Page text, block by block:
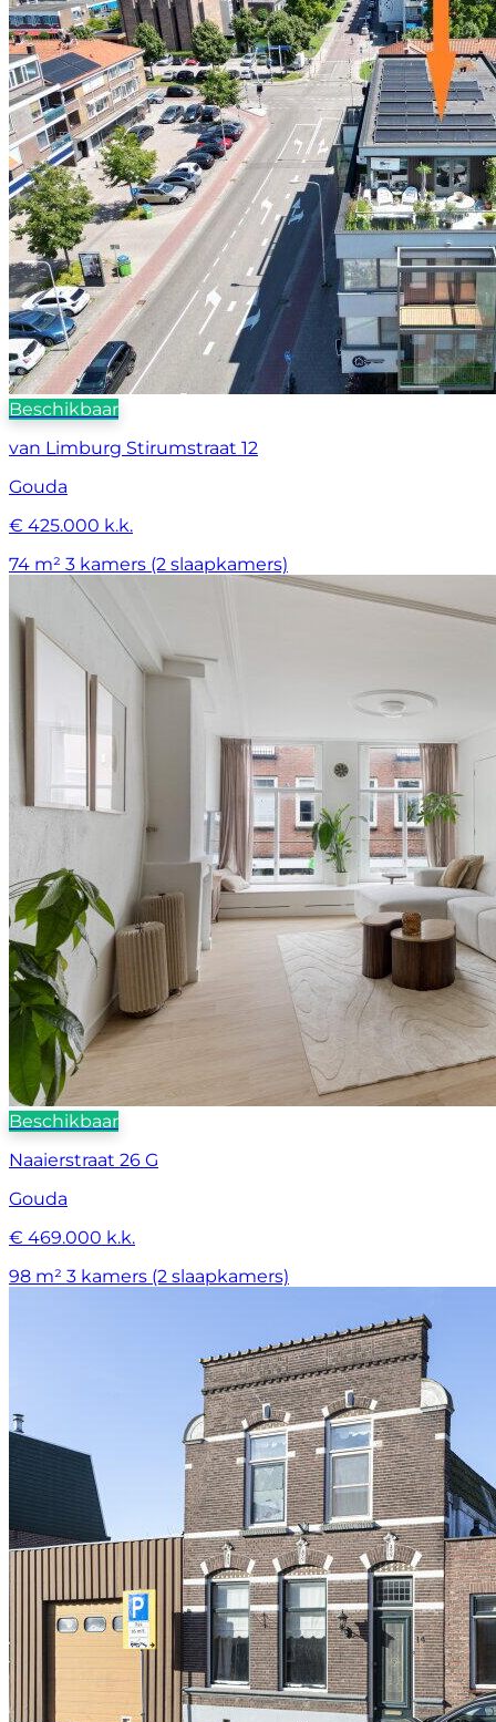
Beschikbaar
van Limburg Stirumstraat 12
Gouda
€ 425.000 k.k.
74 m² 3 kamers (2 slaapkamers)
Beschikbaar
Naaierstraat 26 G
Gouda
€ 469.000 k.k.
98 m² 3 kamers (2 slaapkamers)